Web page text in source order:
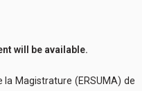
will be available.
la Magistrature (ERSUMA) de